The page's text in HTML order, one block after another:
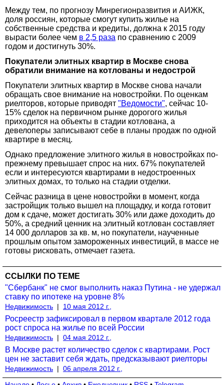
Между тем, по прогнозу Минрегионразвития и АИЖК,
доля россиян, которые смогут купить жилье на
собственные средства и кредиты, должна к 2015 году
вырасти более чем в 2,5 раза по сравнению с 2009
годом и достигнуть 30%.
Покупатели элитных квартир в Москве снова
обратили внимание на котлованы и недострой
Покупатели элитных квартир в Москве снова начали
обращать свое внимание на новостройки. По оценкам
риелторов, которые приводят "Ведомости", сейчас 10-
15% сделок на первичном рынке дорогого жилья
приходится на объекты в стадии котлована, а
девелоперы записывают себе в планы продаж по одной
квартире в месяц.
Однако предложение элитного жилья в новостройках по-
прежнему превышает спрос на них. 67% покупателей
если и интересуются квартирами в недостроенных
элитных домах, то только на стадии отделки.
Сейчас разница в цене новостройки в момент, когда
застройщик только вышел на площадку, и когда готовит
дом к сдаче, может достигать 30% или даже доходить до
50%, а средний ценник на элитный котлован составляет
14 000 долларов за кв. м, но покупатели, наученные
прошлым опытом замороженных инвестиций, в массе не
готовы рисковать, отмечает газета.
ССЫЛКИ ПО ТЕМЕ
"Сбербанк" не смог выполнить наказ Путина - не удержал
ставку по ипотеке на уровне 8%
Недвижимость | 10 мая 2012 г.,
Росреестр зафиксировал в первом квартале 2012 года
рост спроса на жилье по всей России
Недвижимость | 04 мая 2012 г.,
В Москве растет количество сделок с квартирами. Рост
цен не заставит себя ждать, предсказывают риелторы
Недвижимость | 06 апреля 2012 г.,